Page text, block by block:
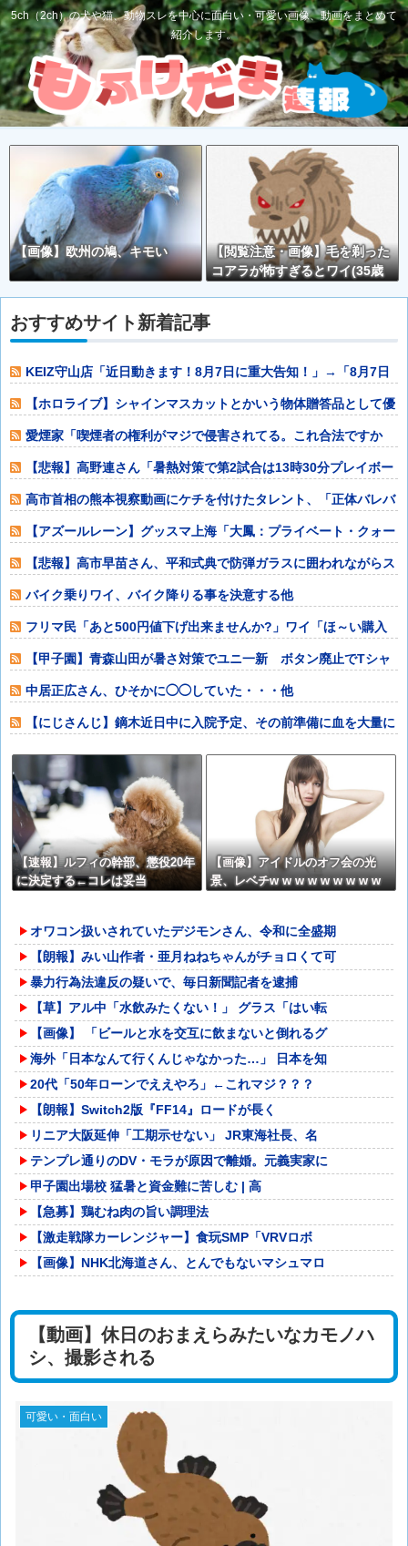
5ch（2ch）の犬や猫、動物スレを中心に面白い・可愛い画像、動画をまとめて
紹介します。
【画像】欧州の鳩、キモい
【閲覧注意・画像】毛を剃った
コアラが怖すぎるとワイ(35歳
おすすめサイト新着記事
KEIZ守山店「近日動きます！8月7日に重大告知！」→「8月7日
は店休日
【ホロライブ】シャインマスカットとかいう物体贈答品として優
秀すぎるよな他
愛煙家「喫煙者の権利がマジで侵害されてる。これ合法ですか
ら。いくら税金を
【悲報】高野連さん「暑熱対策で第2試合は13時30分プレイボー
ルや！」ｗ
高市首相の熊本視察動画にケチを付けたタレント、「正体バレバ
レよな」と黒電
【アズールレーン】グッスマ上海「大鳳：プライベート・クォー
ターズVer.
【悲報】高市早苗さん、平和式典で防弾ガラスに囲われながらス
ピーチ他
バイク乗りワイ、バイク降りる事を決意する他
フリマ民「あと500円値下げ出来ませんか?」ワイ「ほ～い購入
ｗ」他
【甲子園】青森山田が暑さ対策でユニ一新 ボタン廃止でTシャ
ツ素材wwww
中居正広さん、ひそかに◯◯していた・・・他
【にじさんじ】鏑木近日中に入院予定、その前準備に血を大量に
【速報】ルフィの幹部、懲役20年
に決定する←コレは妥当
【画像】アイドルのオフ会の光
景、レベチw w w w w w w w w
オワコン扱いされていたデジモンさん、令和に全盛期
【朗報】みい山作者・亜月ねねちゃんがチョロくて可
暴力行為法違反の疑いで、毎日新聞記者を逮捕
【草】アル中「水飲みたくない！」 グラス「はい転
【画像】 「ビールと水を交互に飲まないと倒れるグ
海外「日本なんて行くんじゃなかった…」 日本を知
20代「50年ローンでええやろ」←これマジ？？？
【朗報】Switch2版『FF14』ロードが長く
リニア大阪延伸「工期示せない」 JR東海社長、名
テンプレ通りのDV・モラが原因で離婚。元義実家に
甲子園出場校 猛暑と資金難に苦しむ | 高
【急募】鶏むね肉の旨い調理法
【激走戦隊カーレンジャー】食玩SMP「VRVロボ
【画像】NHK北海道さん、とんでもないマシュマロ
【動画】休日のおまえらみたいなカモノハ
シ、撮影される
可愛い・面白い